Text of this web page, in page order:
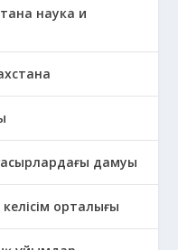
наука и
дамуы
орталығы